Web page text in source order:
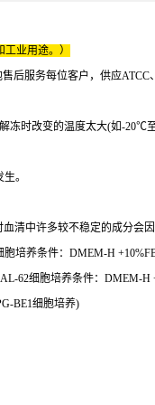
业用途。）
服务每位客户，供应ATCC
时改变的温度太大(如-20℃
。
中许多较不稳定的成分会因
培养条件：DMEM-H
62细胞培养条件：DMEM-H
BE1细胞培养)